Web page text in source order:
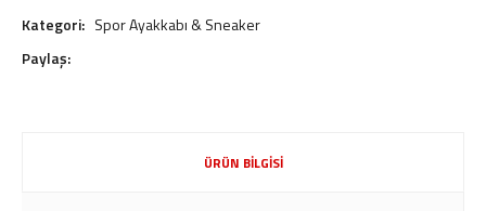
Kategori: Spor Ayakkabı & Sneaker
Paylaş:
ÜRÜN BİLGİSİ